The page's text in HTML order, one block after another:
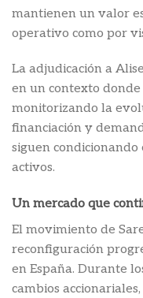
mantienen un valor
operativo como por
La adjudicación a
en un contexto
monitorizando la
financiación y
siguen
activos.
Un mercado que
El movimiento de
reconfiguración
en España. Durante
cambios